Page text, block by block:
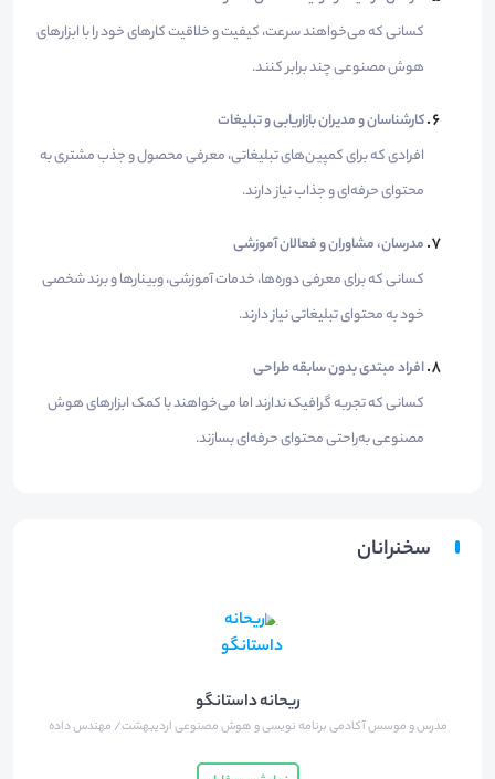
کسانی که می‌خواهند سرعت، کیفیت و خلاقیت کارهای خود را با ابزارهای
هوش مصنوعی چند برابر کنند.
کارشناسان و مدیران بازاریابی و تبلیغات
افرادی که برای کمپین‌های تبلیغاتی، معرفی محصول و جذب مشتری به
محتوای حرفه‌ای و جذاب نیاز دارند.
مدرسان، مشاوران و فعالان آموزشی
کسانی که برای معرفی دوره‌ها، خدمات آموزشی، وبینارها و برند شخصی
خود به محتوای تبلیغاتی نیاز دارند.
افراد مبتدی بدون سابقه طراحی
کسانی که تجربه گرافیک ندارند اما می‌خواهند با کمک ابزارهای هوش
مصنوعی به‌راحتی محتوای حرفه‌ای بسازند.
سخنرانان
ریحانه داستانگو
مدرس و موسس آکادمی برنامه نویسی و هوش مصنوعی اردیبهشت/ مهندس داده